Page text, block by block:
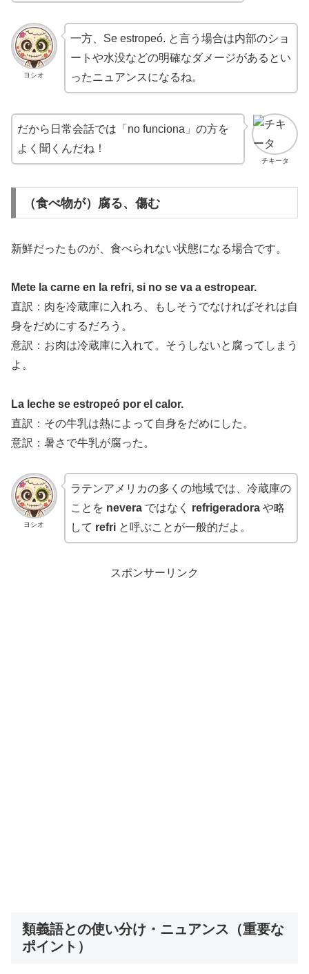
ヨシオ
一方、Se estropeó. と言う場合は内部のショ
ートや水没などの明確なダメージがあるとい
ったニュアンスになるね。
チキータ
だから日常会話では「no funciona」の方を
よく聞くんだね！
（食べ物が）腐る、傷む
新鮮だったものが、食べられない状態になる場合です。
Mete la carne en la refri, si no se va a estropear.
直訳：肉を冷蔵庫に入れろ、もしそうでなければそれは自
身をだめにするだろう。
意訳：お肉は冷蔵庫に入れて。そうしないと腐ってしまう
よ。
La leche se estropeó por el calor.
直訳：その牛乳は熱によって自身をだめにした。
意訳：暑さで牛乳が腐った。
ヨシオ
ラテンアメリカの多くの地域では、冷蔵庫の
ことを neveraではなく refrigeradoraや略
して refriと呼ぶことが一般的だよ。
スポンサーリンク
類義語との使い分け・ニュアンス（重要な
ポイント）